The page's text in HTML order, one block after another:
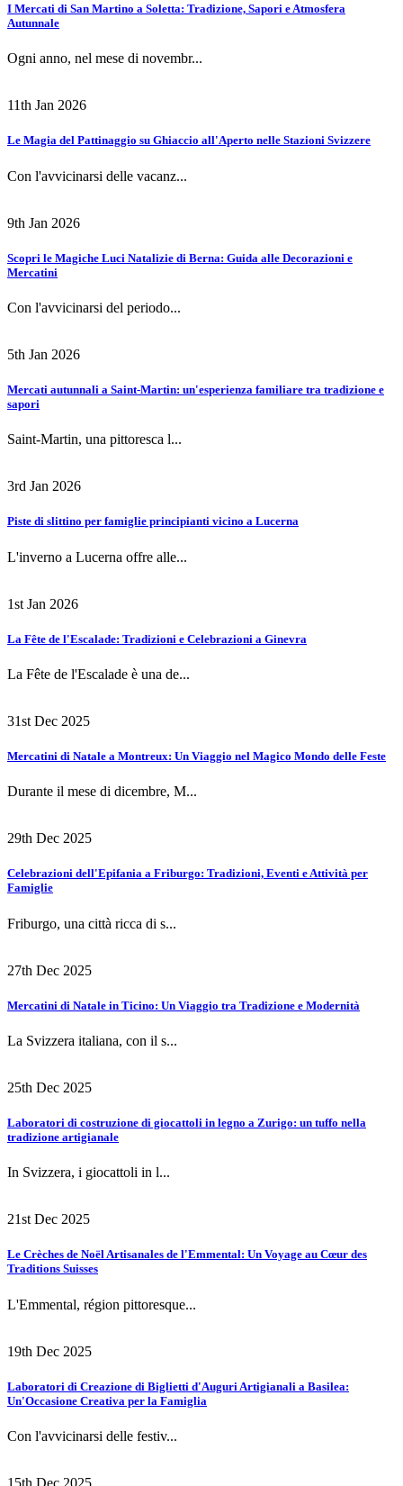
I Mercati di San Martino a Soletta: Tradizione, Sapori e Atmosfera
Autunnale
Ogni anno, nel mese di novembr...
11th Jan 2026
Le Magia del Pattinaggio su Ghiaccio all'Aperto nelle Stazioni Svizzere
Con l'avvicinarsi delle vacanz...
9th Jan 2026
Scopri le Magiche Luci Natalizie di Berna: Guida alle Decorazioni e
Mercatini
Con l'avvicinarsi del periodo...
5th Jan 2026
Mercati autunnali a Saint-Martin: un'esperienza familiare tra tradizione e
sapori
Saint-Martin, una pittoresca l...
3rd Jan 2026
Piste di slittino per famiglie principianti vicino a Lucerna
L'inverno a Lucerna offre alle...
1st Jan 2026
La Fête de l'Escalade: Tradizioni e Celebrazioni a Ginevra
La Fête de l'Escalade è una de...
31st Dec 2025
Mercatini di Natale a Montreux: Un Viaggio nel Magico Mondo delle Feste
Durante il mese di dicembre, M...
29th Dec 2025
Celebrazioni dell'Epifania a Friburgo: Tradizioni, Eventi e Attività per
Famiglie
Friburgo, una città ricca di s...
27th Dec 2025
Mercatini di Natale in Ticino: Un Viaggio tra Tradizione e Modernità
La Svizzera italiana, con il s...
25th Dec 2025
Laboratori di costruzione di giocattoli in legno a Zurigo: un tuffo nella
tradizione artigianale
In Svizzera, i giocattoli in l...
21st Dec 2025
Le Crèches de Noël Artisanales de l'Emmental: Un Voyage au Cœur des
Traditions Suisses
L'Emmental, région pittoresque...
19th Dec 2025
Laboratori di Creazione di Biglietti d'Auguri Artigianali a Basilea:
Un'Occasione Creativa per la Famiglia
Con l'avvicinarsi delle festiv...
15th Dec 2025